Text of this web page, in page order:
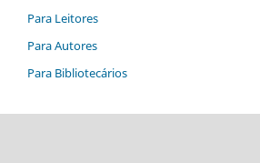
Para Leitores
Para Autores
Para Bibliotecários